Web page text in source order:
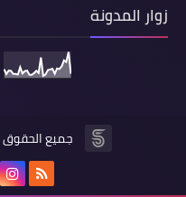
زوار المدونة
جميع